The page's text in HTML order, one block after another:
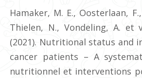
Hamaker, M. E., Oosterlaan,
Thielen, N., Vondeling, A. et
(2021). Nutritional status and
cancer patients – A
nutritionnel et interventions